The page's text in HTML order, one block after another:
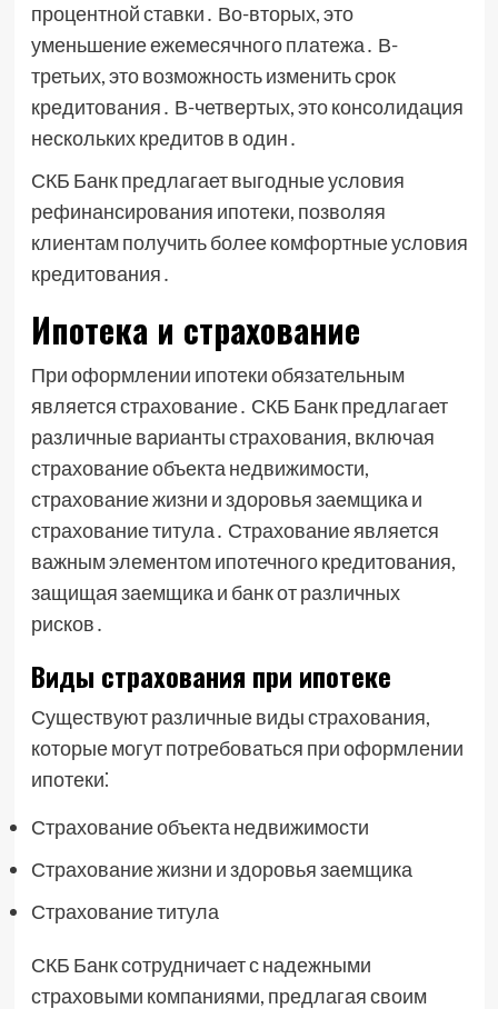
процентной ставки․ Во-вторых, это
уменьшение ежемесячного платежа․ В-
третьих, это возможность изменить срок
кредитования․ В-четвертых, это консолидация
нескольких кредитов в один․
СКБ Банк предлагает выгодные условия
рефинансирования ипотеки, позволяя
клиентам получить более комфортные условия
кредитования․
Ипотека и страхование
При оформлении ипотеки обязательным
является страхование․ СКБ Банк предлагает
различные варианты страхования, включая
страхование объекта недвижимости,
страхование жизни и здоровья заемщика и
страхование титула․ Страхование является
важным элементом ипотечного кредитования,
защищая заемщика и банк от различных
рисков․
Виды страхования при ипотеке
Существуют различные виды страхования,
которые могут потребоваться при оформлении
ипотеки⁚
Страхование объекта недвижимости
Страхование жизни и здоровья заемщика
Страхование титула
СКБ Банк сотрудничает с надежными
страховыми компаниями, предлагая своим